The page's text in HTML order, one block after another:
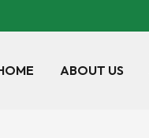
ABOUT US